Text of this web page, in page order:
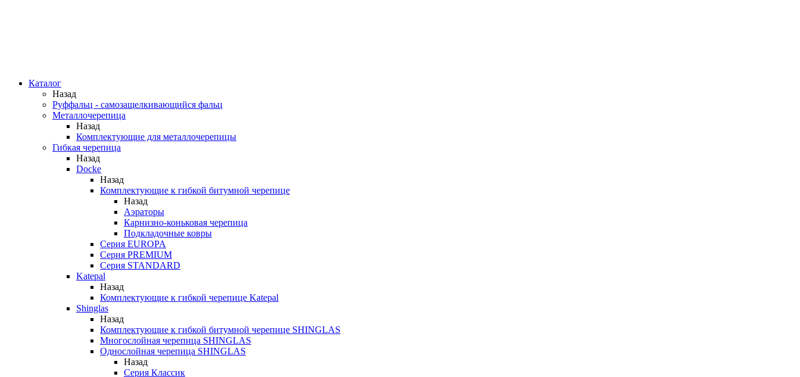
Каталог
Назад
Руффальц - самозащелкивающийся фальц
Металлочерепица
Назад
Комплектующие для металлочерепицы
Гибкая черепица
Назад
Docke
Назад
Комплектующие к гибкой битумной черепице
Назад
Аэраторы
Карнизно-коньковая черепица
Подкладочные ковры
Серия EUROPA
Серия PREMIUM
Серия STANDARD
Katepal
Назад
Комплектующие к гибкой черепице Katepal
Shinglas
Назад
Комплектующие к гибкой битумной черепице SHINGLAS
Многослойная черепица SHINGLAS
Однослойная черепица SHINGLAS
Назад
Серия Классик